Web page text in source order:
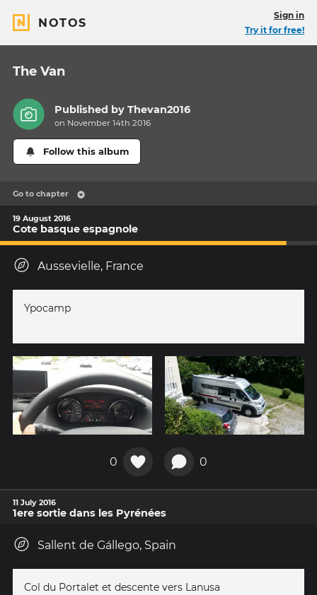
NOTOS
Sign in
Try it for free!
The Van
Published byThevan2016
on November 14th 2016
Follow this album
Go to chapter
19 August 2016
Cote basque espagnole
Aussevielle, France
Ypocamp
0 0
11 July 2016
1ere sortie dans les Pyrénées
Sallent de Gállego, Spain
Col du Portalet et descente vers Lanusa